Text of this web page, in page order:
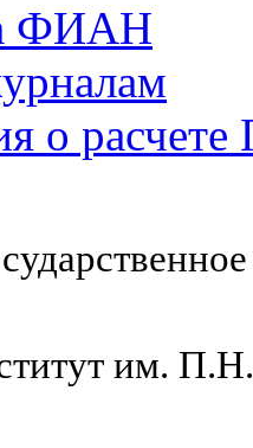
ФИАН
о
им.